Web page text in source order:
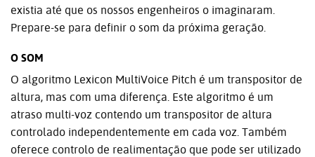
existia até que os nossos engenheiros o imaginaram.
Prepare-se para definir o som da próxima geração.
O SOM
O algoritmo Lexicon MultiVoice Pitch é um transpositor de
altura, mas com uma diferença. Este algoritmo é um
atraso multi-voz contendo um transpositor de altura
controlado independentemente em cada voz. Também
oferece controlo de realimentação que pode ser utilizado